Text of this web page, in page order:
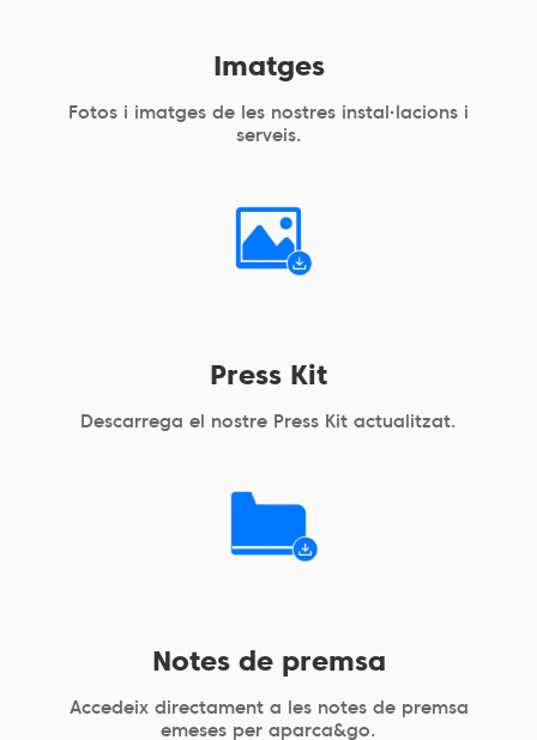
Imatges
Fotos i imatges de les nostres instal·lacions i
serveis.
Press Kit
Descarrega el nostre Press Kit actualitzat.
Notes de premsa
Accedeix directament a les notes de premsa
emeses per aparca&go.